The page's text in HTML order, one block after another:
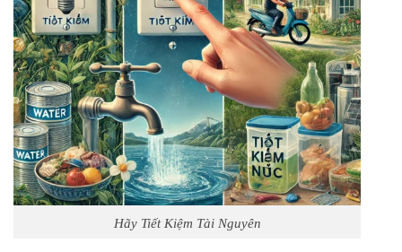
Hãy Tiết Kiệm Tài Nguyên